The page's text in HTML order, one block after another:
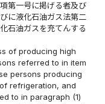
第一号に掲げる者及び
に液化石油ガス法第二
石油ガスを充てんする
of producing high
referred to in item
persons producing
refrigeration, and
to in paragraph (1)